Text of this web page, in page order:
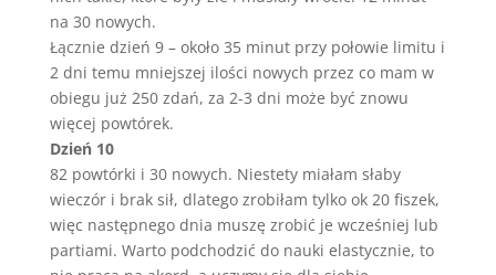
na 30 nowych.
Łącznie dzień 9 – około 35 minut przy połowie limitu i
2 dni temu mniejszej ilości nowych przez co mam w
obiegu już 250 zdań, za 2-3 dni może być znowu
więcej powtórek.
Dzień 10
82 powtórki i 30 nowych. Niestety miałam słaby
wieczór i brak sił, dlatego zrobiłam tylko ok 20 fiszek,
więc następnego dnia muszę zrobić je wcześniej lub
partiami. Warto podchodzić do nauki elastycznie, to